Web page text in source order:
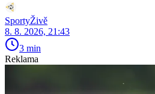
SportyŽivě
8. 8. 2026, 21:43
3 min
Reklama